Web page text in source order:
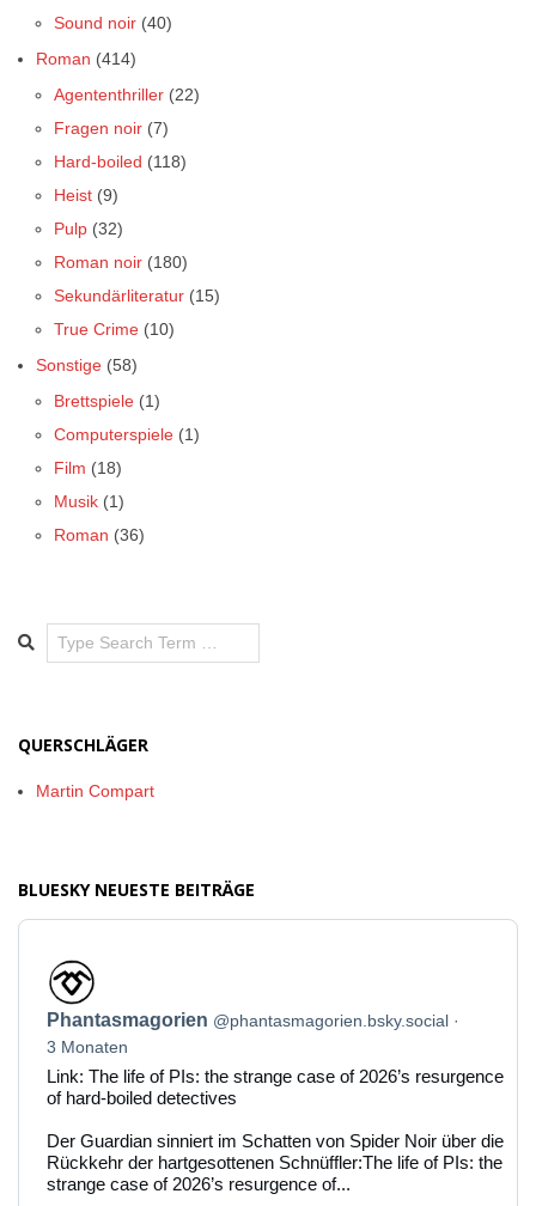
Sound noir (40)
Roman (414)
Agententhriller (22)
Fragen noir (7)
Hard-boiled (118)
Heist (9)
Pulp (32)
Roman noir (180)
Sekundärliteratur (15)
True Crime (10)
Sonstige (58)
Brettspiele (1)
Computerspiele (1)
Film (18)
Musik (1)
Roman (36)
Search
QUERSCHLÄGER
Martin Compart
BLUESKY NEUESTE BEITRÄGE
Beitrag
von
Phantasmagorien
auf
Bluesky
ansehen
Phantasmagorien @phantasmagorien.bsky.social
3 Monaten
Link: The life of PIs: the strange case of 2026’s resurgence
of hard-boiled detectives
Der Guardian sinniert im Schatten von Spider Noir über die
Rückkehr der hartgesottenen Schnüffler:The life of PIs: the
strange case of 2026’s resurgence of...